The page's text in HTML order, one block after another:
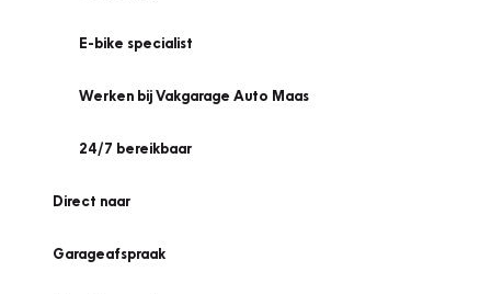
E-bike specialist
Werken bij Vakgarage Auto Maas
24/7 bereikbaar
Direct naar
Garageafspraak